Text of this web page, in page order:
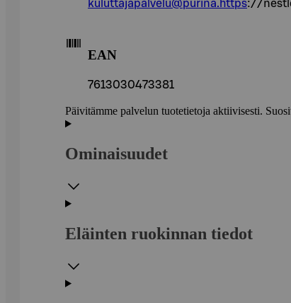
kuluttajapalvelu@purina.https://
EAN
7613030473381
Päivitämme palvelun tuotetietoja aktiivisesti.
Ominaisuudet
Eläinten ruokinnan tiedot